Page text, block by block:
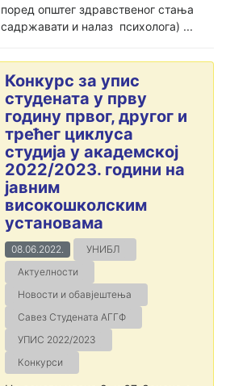
поред општег здравственог стања
садржавати и налаз психолога) ...
Конкурс за упис
студената у прву
годину првог, другог и
трећег циклуса
студија у академској
2022/2023. години на
јавним
високошколским
установама
08.06.2022.
УНИБЛ
Актуелности
Новости и обавјештења
Савез Студената АГГФ
УПИС 2022/2023
Конкурси